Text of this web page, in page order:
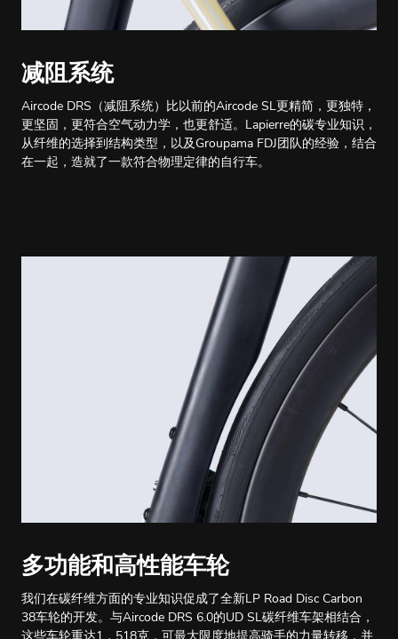
减阻系统
Aircode DRS（减阻系统）比以前的Aircode SL更精简，更独特，
更坚固，更符合空气动力学，也更舒适。Lapierre的碳专业知识，
从纤维的选择到结构类型，以及Groupama FDJ团队的经验，结合
在一起，造就了一款符合物理定律的自行车。
多功能和高性能车轮
我们在碳纤维方面的专业知识促成了全新LP Road Disc Carbon
38车轮的开发。与Aircode DRS 6.0的UD SL碳纤维车架相结合，